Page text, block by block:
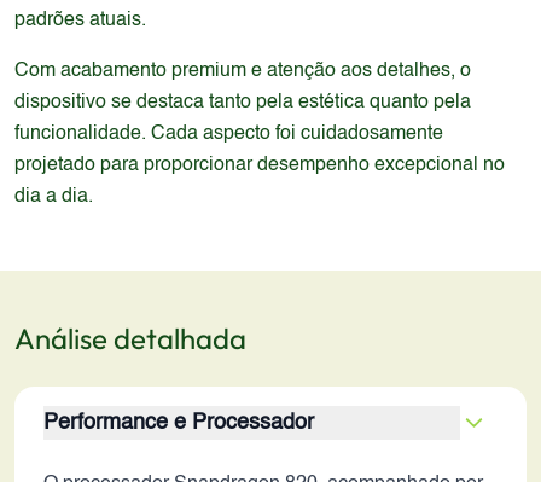
padrões atuais.
Com acabamento premium e atenção aos detalhes, o
dispositivo se destaca tanto pela estética quanto pela
funcionalidade. Cada aspecto foi cuidadosamente
projetado para proporcionar desempenho excepcional no
dia a dia.
Análise detalhada
Performance e Processador